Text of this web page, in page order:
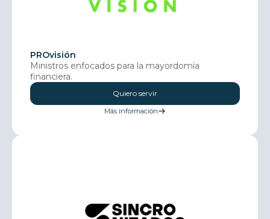
PROvisión
Ministros enfocados para la mayordomía
financiera.
Quiero servir
Más información